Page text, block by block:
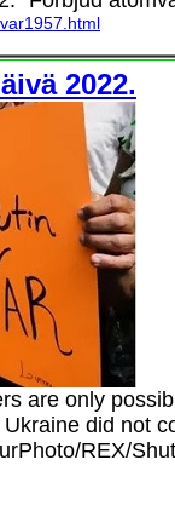
2022.
are only
did not
REX/